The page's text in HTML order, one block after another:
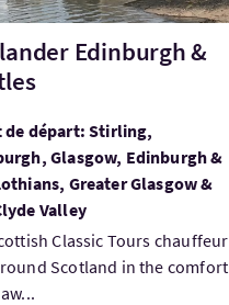
Edinburgh &
de départ: Stirling,
Glasgow, Edinburgh &
Greater Glasgow &
Valley
Classic Tours chauffeur
Scotland in the comfort